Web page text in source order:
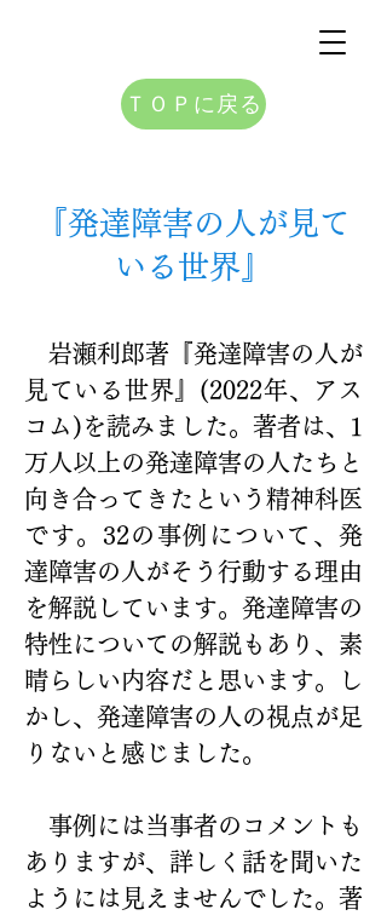
ＴＯＰに戻る
『発達障害の人が見て
いる世界』
岩瀬利郎著『発達障害の人が
見ている世界』(2022年、アス
コム)を読みました。著者は、1
万人以上の発達障害の人たちと
向き合ってきたという精神科医
です。32の事例について、発
達障害の人がそう行動する理由
を解説しています。発達障害の
特性についての解説もあり、素
晴らしい内容だと思います。し
かし、発達障害の人の視点が足
りないと感じました。
事例には当事者のコメントも
ありますが、詳しく話を聞いた
ようには見えませんでした。著